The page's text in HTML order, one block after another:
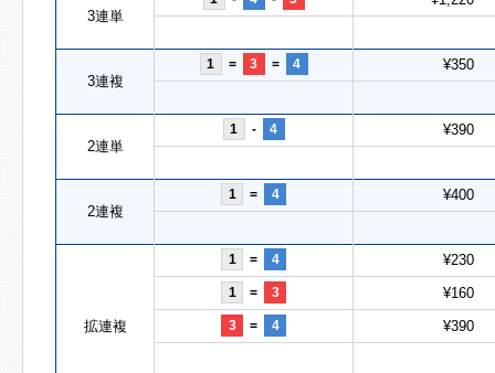
3連単
3連複
1 = 3 = 4 ¥350
2連単
1 - 4 ¥390
2連複
1 = 4 ¥400
拡連複
1 = 4 ¥230
1 = 3 ¥160
3 = 4 ¥390